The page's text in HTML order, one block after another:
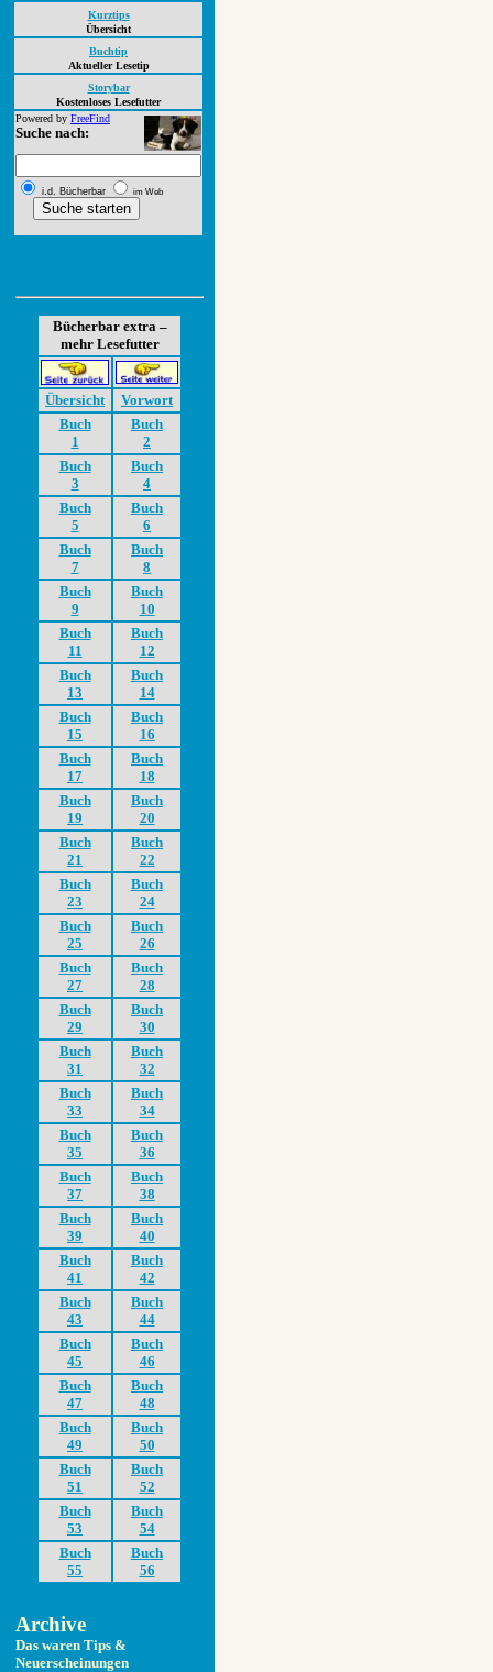
Kurztips
Übersicht
Buchtip
Aktueller Lesetip
Storybar
Kostenloses Lesefutter
Powered by FreeFind
Suche nach:
i.d. Bücherbar im Web
Bücherbar extra –
mehr Lesefutter
Übersicht
Vorwort
Buch
1
Buch
2
Buch
3
Buch
4
Buch
5
Buch
6
Buch
7
Buch
8
Buch
9
Buch
10
Buch
11
Buch
12
Buch
13
Buch
14
Buch
15
Buch
16
Buch
17
Buch
18
Buch
19
Buch
20
Buch
21
Buch
22
Buch
23
Buch
24
Buch
25
Buch
26
Buch
27
Buch
28
Buch
29
Buch
30
Buch
31
Buch
32
Buch
33
Buch
34
Buch
35
Buch
36
Buch
37
Buch
38
Buch
39
Buch
40
Buch
41
Buch
42
Buch
43
Buch
44
Buch
45
Buch
46
Buch
47
Buch
48
Buch
49
Buch
50
Buch
51
Buch
52
Buch
53
Buch
54
Buch
55
Buch
56
Archive
Das waren Tips &
Neuerscheinungen